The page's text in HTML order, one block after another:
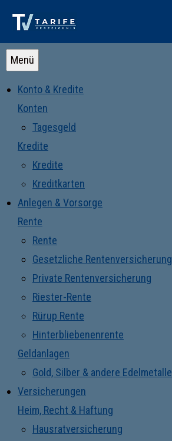
Menü
Konto & Kredite
Konten
Tagesgeld
Kredite
Kredite
Kreditkarten
Anlegen & Vorsorge
Rente
Rente
Gesetzliche Rentenversicherung
Private Rentenversicherung
Riester-Rente
Rürup Rente
Hinterbliebenenrente
Geldanlagen
Gold, Silber & andere Edelmetalle
Versicherungen
Heim, Recht & Haftung
Hausratversicherung